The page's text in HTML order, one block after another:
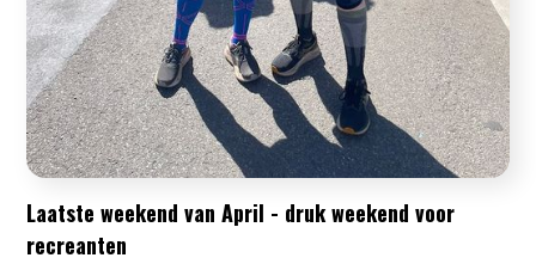
Laatste weekend van April - druk weekend voor
recreanten